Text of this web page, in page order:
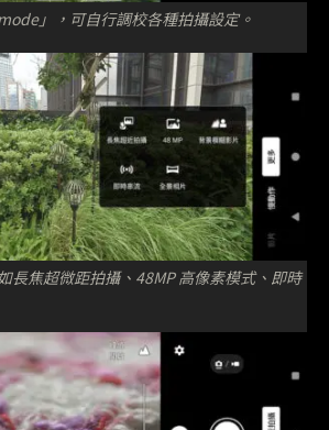
」，可自行調校各種拍攝設定。
長焦超微距拍攝、48MP 高像素模式、即時